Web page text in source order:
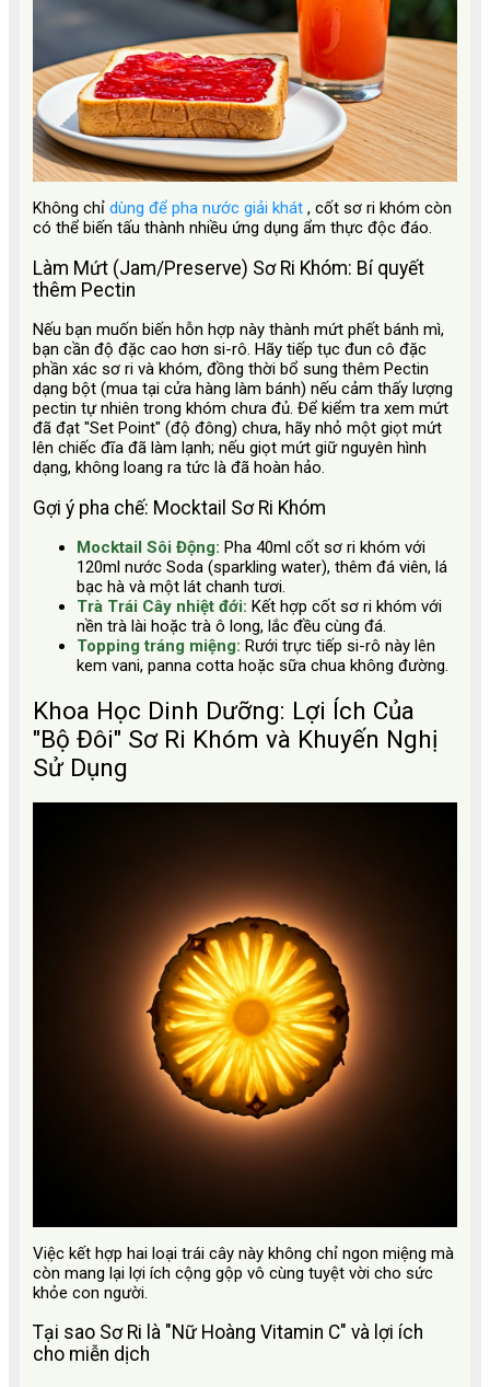
Không chỉ dùng để pha nước giải khát , cốt sơ ri khóm còn
có thể biến tấu thành nhiều ứng dụng ẩm thực độc đáo.
Làm Mứt (Jam/Preserve) Sơ Ri Khóm: Bí quyết
thêm Pectin
Nếu bạn muốn biến hỗn hợp này thành mứt phết bánh mì,
bạn cần độ đặc cao hơn si-rô. Hãy tiếp tục đun cô đặc
phần xác sơ ri và khóm, đồng thời bổ sung thêm Pectin
dạng bột (mua tại cửa hàng làm bánh) nếu cảm thấy lượng
pectin tự nhiên trong khóm chưa đủ. Để kiểm tra xem mứt
đã đạt "Set Point" (độ đông) chưa, hãy nhỏ một giọt mứt
lên chiếc đĩa đã làm lạnh; nếu giọt mứt giữ nguyên hình
dạng, không loang ra tức là đã hoàn hảo.
Gợi ý pha chế: Mocktail Sơ Ri Khóm
Mocktail Sôi Động: Pha 40ml cốt sơ ri khóm với
120ml nước Soda (sparkling water), thêm đá viên, lá
bạc hà và một lát chanh tươi.
Trà Trái Cây nhiệt đới: Kết hợp cốt sơ ri khóm với
nền trà lài hoặc trà ô long, lắc đều cùng đá.
Topping tráng miệng: Rưới trực tiếp si-rô này lên
kem vani, panna cotta hoặc sữa chua không đường.
Khoa Học Dinh Dưỡng: Lợi Ích Của
"Bộ Đôi" Sơ Ri Khóm và Khuyến Nghị
Sử Dụng
Việc kết hợp hai loại trái cây này không chỉ ngon miệng mà
còn mang lại lợi ích cộng gộp vô cùng tuyệt vời cho sức
khỏe con người.
Tại sao Sơ Ri là "Nữ Hoàng Vitamin C" và lợi ích
cho miễn dịch